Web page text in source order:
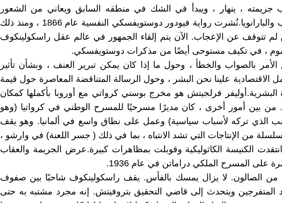
جريمته ، ينهار ، ويبدأ في الشك في منطقه السابق ويعاني من الشعور
بالذنب والبارانويا.نُشرت رواية فيودور دوستويفسكي النفسية عام 1866 ، ومنذ ذلك
لم تتوقف عن الإعجاب. الآن يتم إلقاء الجمهور في عالم عقل راسكولينكوف
، في تكيف مستوحى أيضًا من مذكرات دوستويفسكي.
الأمر بالصواب والخطأ ، وحول ما إذا كان يمكن تبرير العنف ، وبشأن تأثير
الاقتصادية علينا نحن البشر ، وحول الرسالة المتناقضة المعاصرة حول قيمة
البشرية.أوليفر فرلجيتش هو مخرج بوسني كرواتي مع أوروبا بأكملها كمكان
من بين أمور أخرى ، كان مديرًا مسرحيًا للمسرح الوطني في كرواتيا (وهو
الذي تركه لأسباب سياسية) وعمل على نطاق واسع في ألمانيا. وهو يقف
من الإنتاجات التي تشد الانتباه ، بما في ذلك ( جسر اللعنة) في وارشو ،
انتقدت الكنيسة الكاثوليكية وقوبلت بمظاهرات كبيرة.عرض الجريمة والعقاب
على المسرح الملكي دراماتن في عام 1936.
من الصالون. لا يزال يمسك بالفأس. يقف راسكولينكوف شاحبًا بين صفوف
المتفرجين ويتحدث إلى قاضي التحقيق بتروفيتش. إنه مجرد مشتبه به حتى